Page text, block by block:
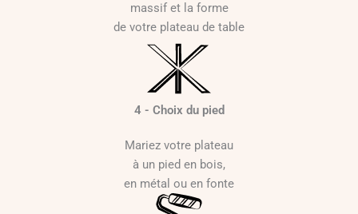
massif et la forme
de votre plateau de table
4 - Choix du pied
Mariez votre plateau
à un pied en bois,
en métal ou en fonte